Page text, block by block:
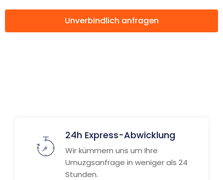
Unverbindlich anfragen
24h Express-Abwicklung
Wir kümmern uns um Ihre
Umuzgsanfrage in weniger als 24
Stunden.